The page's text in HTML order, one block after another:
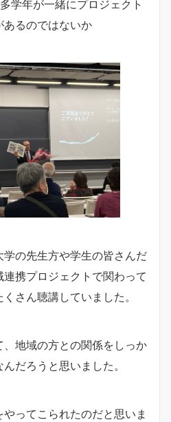
学年が一緒にプロジェクト
あるのではないか
の先生方や学生の皆さんだ
携プロジェクトで関わって
さん聴講していました。
地域の方との関係をしっか
だろうと思いました。
ってこられたのだと思いま